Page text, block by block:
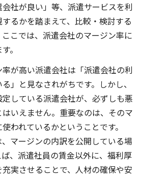
会社が良い」等、派遣サービスを利
るかを踏まえて、比較・検討する
こでは、派遣会社のマージン率に
。
が高い派遣会社は「派遣会社の利
」と見なされがちです。しかし、
している派遣会社が、必ずしも悪
いえません。重要なのは、そのマ
われているかということです。
マージンの内訳を公開している場
、派遣社員の賃金以外に、福利厚
実させることで、人材の確保や安